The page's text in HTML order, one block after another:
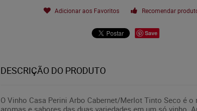
Adicionar aos Favoritos Recomendar
Save
DESCRIÇÃO DO PRODUTO
O Vinho Casa Perini Arbo Cabernet/Merlot Tinto Seco é
aromas e sabores das duas variedades em um só vinho.